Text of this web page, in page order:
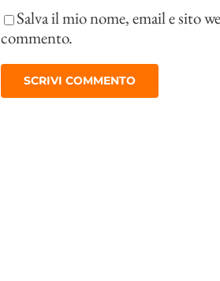
Salva il mio nome, email e sito
commento.